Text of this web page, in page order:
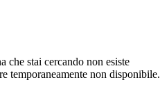
che stai cercando non esiste
temporaneamente non disponibile.